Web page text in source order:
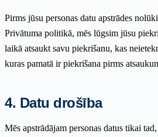
Pirms jūsu personas datu apstrādes
Privātuma politikā, mēs lūgsim jūsu
laikā atsaukt savu piekrišanu, kas
kuras pamatā ir piekrišana pirms
4. Datu drošība
Mēs apstrādājam personas datus tikai